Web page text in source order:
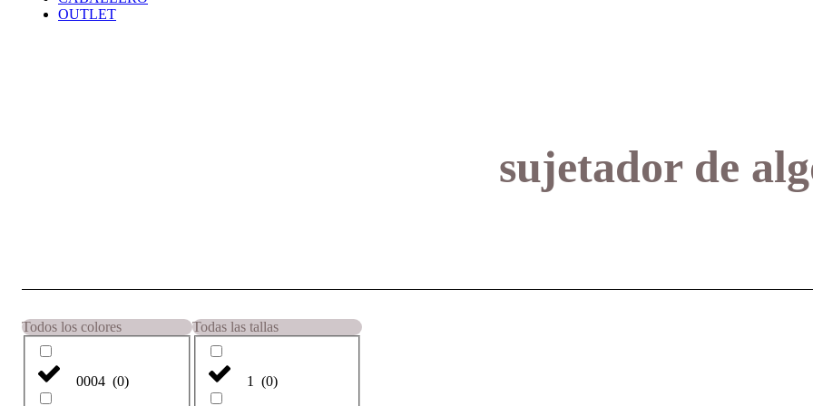
OUTLET
sujetador de
Todos los colores
0004 (0)
Todas las tallas
1 (0)